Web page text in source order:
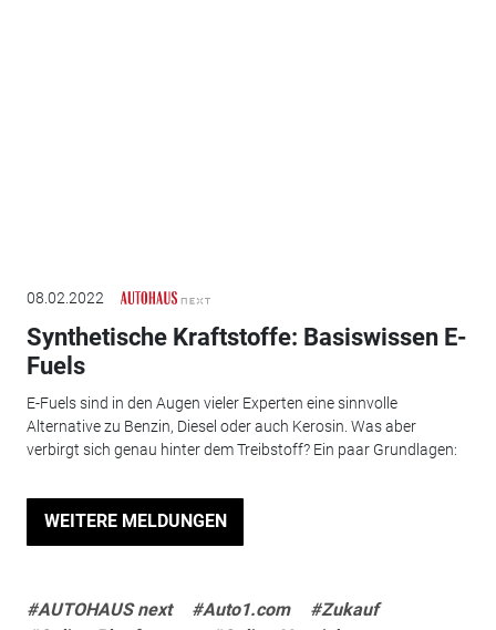
08.02.2022
Synthetische Kraftstoffe: Basiswissen E-
Fuels
E-Fuels sind in den Augen vieler Experten eine sinnvolle
Alternative zu Benzin, Diesel oder auch Kerosin. Was aber
verbirgt sich genau hinter dem Treibstoff? Ein paar Grundlagen:
WEITERE MELDUNGEN
#AUTOHAUS next #Auto1.com
#Zukauf